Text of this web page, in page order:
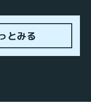
とみる